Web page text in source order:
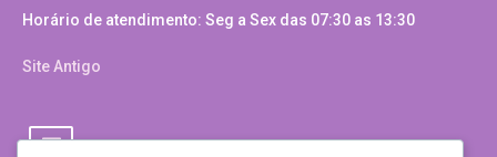
Horário de atendimento: Seg a Sex das 07:30 as 13:30
Site Antigo